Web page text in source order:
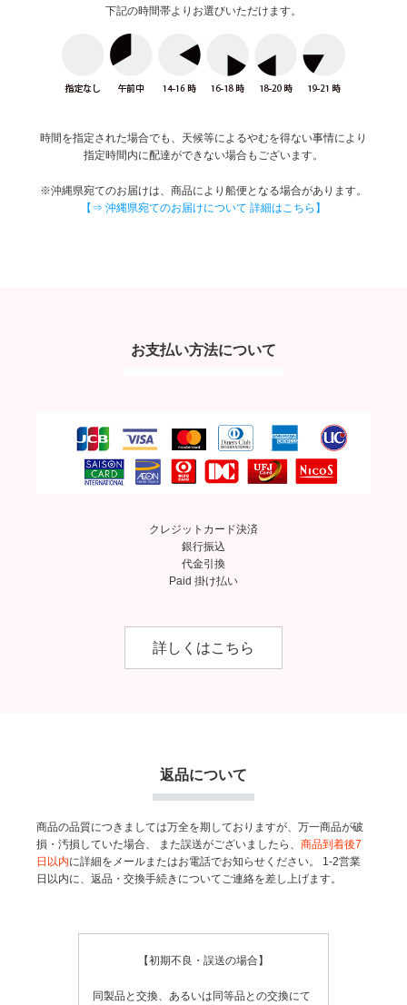
下記の時間帯よりお選びいただけます。
時間を指定された場合でも、天候等によるやむを得ない事情により
指定時間内に配達ができない場合もございます。
※沖縄県宛てのお届けは、商品により船便となる場合があります。
【⇒ 沖縄県宛てのお届けについて 詳細はこちら】
お支払い方法について
クレジットカード決済
銀行振込
代金引換
Paid 掛け払い
詳しくはこちら
返品について
商品の品質につきましては万全を期しておりますが、万一商品が破
損・汚損していた場合、
また誤送がございましたら、商品到着後7
日以内に詳細をメールまたはお電話でお知らせください。
1-2営業
日以内に、返品・交換手続きについてご連絡を差し上げます。
【初期不良・誤送の場合】
同製品と交換、あるいは同等品との交換にて